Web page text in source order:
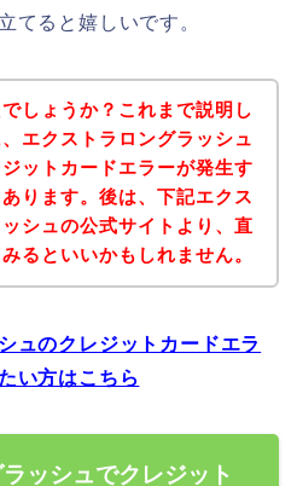
てると嬉しいです。
しょうか？これまで説明し
エクストラロングラッシュ
ットカードエラーが発生す
ります。後は、下記エクス
ッシュの公式サイトより、直
るといいかもしれません。
ュのクレジットカードエラ
い方はこちら
ッシュでクレジット